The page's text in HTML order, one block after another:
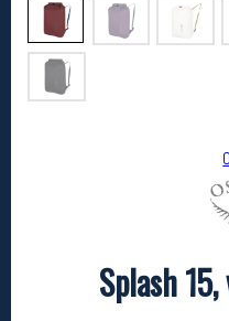
Splash
399,-